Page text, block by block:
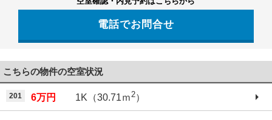
電話でお問合せ
こちらの物件の空室状況
201 6万円 1K（30.71ｍ2）